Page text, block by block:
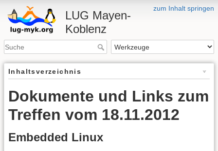
zum Inhalt springen
LUG Mayen-
Koblenz
Inhaltsverzeichnis
Dokumente und Links zum
Treffen vom 18.11.2012
Embedded Linux